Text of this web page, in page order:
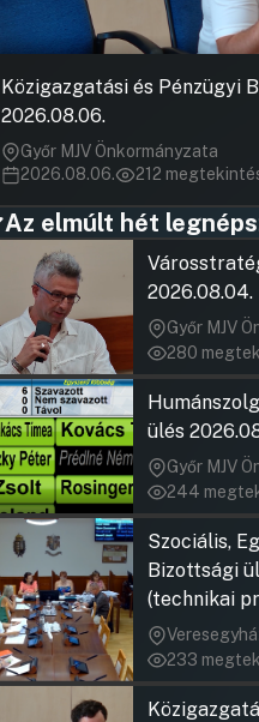
Közigazgatási és Pénzügyi
2026.08.06.
Győr MJV Önkormányzata
2026.08.06.
212
Az elmúlt hét
2026.08.04.
Győr MJV
280
ülés
Győr MJV
244
Szociális,
Bizottsági
(technikai
rögzült)
233